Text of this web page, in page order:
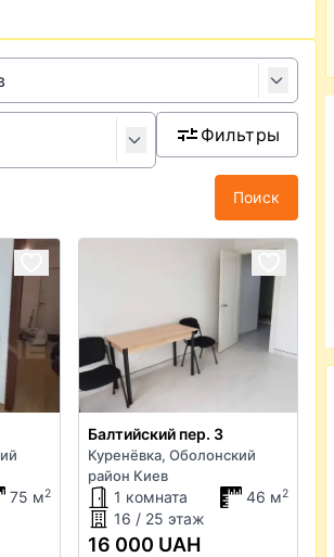
Фильтры
Поиск
75 м2
Балтийский пер. 3
Куренёвка, Оболонский
район Киев
1 комната 46 м2
16 / 25 этаж
16 000 UAH